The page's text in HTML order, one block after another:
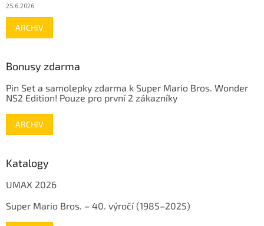
25.6.2026
ARCHIV
Bonusy zdarma
Pin Set a samolepky zdarma k Super Mario Bros. Wonder
NS2 Edition! Pouze pro první 2 zákazníky
ARCHIV
Katalogy
UMAX 2026
Super Mario Bros. – 40. výročí (1985–2025)